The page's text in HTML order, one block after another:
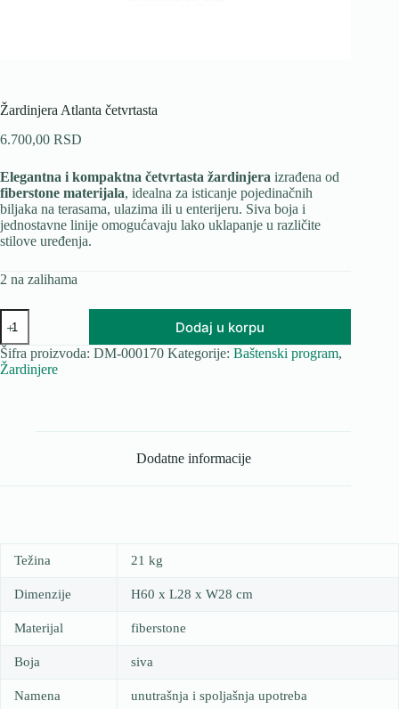
Žardinjera Atlanta četvrtasta
6.700,00 RSD
Elegantna i kompaktna četvrtasta žardinjera izrađena od
fiberstone materijala, idealna za isticanje pojedinačnih
biljaka na terasama, ulazima ili u enterijeru. Siva boja i
jednostavne linije omogućavaju lako uklapanje u različite
stilove uređenja.
2 na zalihama
Žardinjera
Atlanta
četvrtasta
količina
Dodaj u korpu
Šifra proizvoda: DM-000170 Kategorije: Baštenski program,
Žardinjere
Dodatne informacije
Težina 21 kg
Dimenzije H60 x L28 x W28 cm
Materijal fiberstone
Boja siva
Namena unutrašnja i spoljašnja upotreba